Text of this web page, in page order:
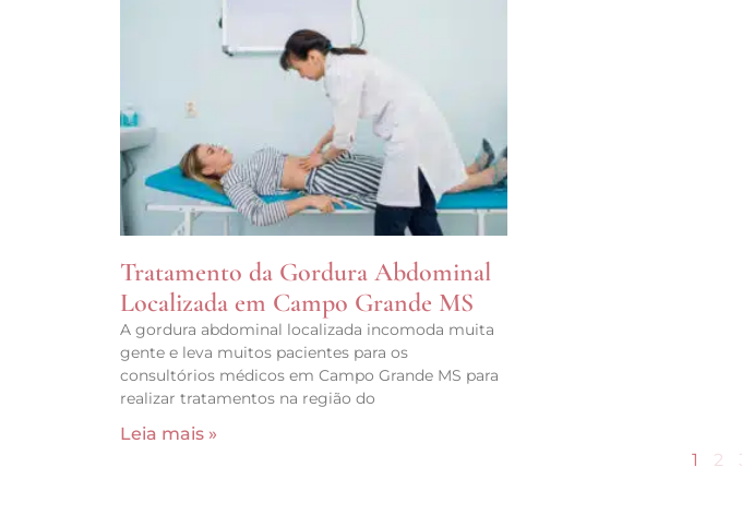
Tratamento da Gordura Abdominal
Localizada em Campo Grande MS
A gordura abdominal localizada incomoda muita
gente e leva muitos pacientes para os
consultórios médicos em Campo Grande MS para
realizar tratamentos na região do
Leia mais »
1
2